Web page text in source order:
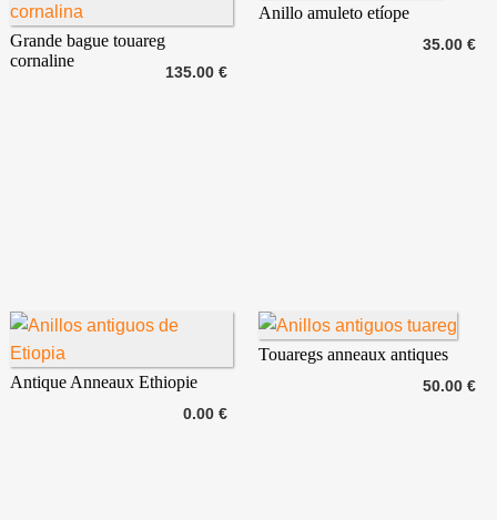
135.00 €
Grande bague touareg
cornaline
35.00 €
Anillo amuleto etíope
0.00 €
Antique Anneaux Ethiopie 50.00 €
Touaregs anneaux antiques